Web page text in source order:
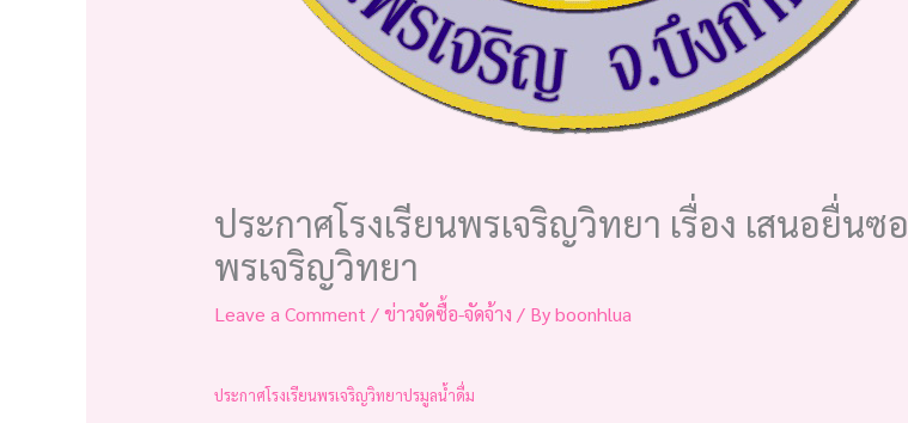
ประกาศโรงเรียนพรเจริญวิทยา เรื่อง เสนอยื่นซ
พรเจริญวิทยา
Leave a Comment /ข่าวจัดซื้อ-จัดจ้าง / Byboonhlua
ประกาศโรงเรียนพรเจริญวิทยาปรมูลน้ำดื่ม